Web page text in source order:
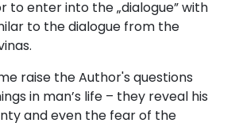
to enter into the „dialogue” with
to the dialogue from the
raise the Author's questions
in man’s life – they reveal his
and even the fear of the